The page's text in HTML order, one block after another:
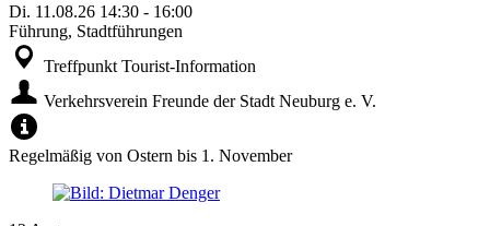
Di. 11.08.26 14:30 - 16:00
Führung, Stadtführungen
Treffpunkt Tourist-Information
Verkehrsverein Freunde der Stadt Neuburg e. V.
Regelmäßig von Ostern bis 1. November